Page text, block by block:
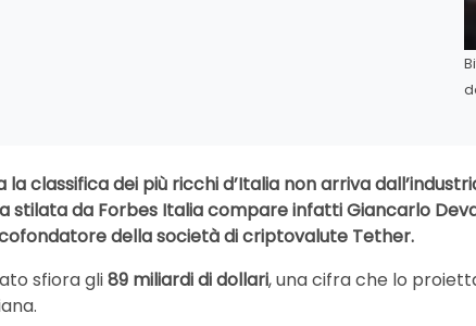
la classifica dei più ricchi d’Italia non arriva
stilata da Forbes Italia compare infatti Giancarlo
della società di criptovalute Tether.
sfiora gli89 miliardi di dollari, una cifra che lo